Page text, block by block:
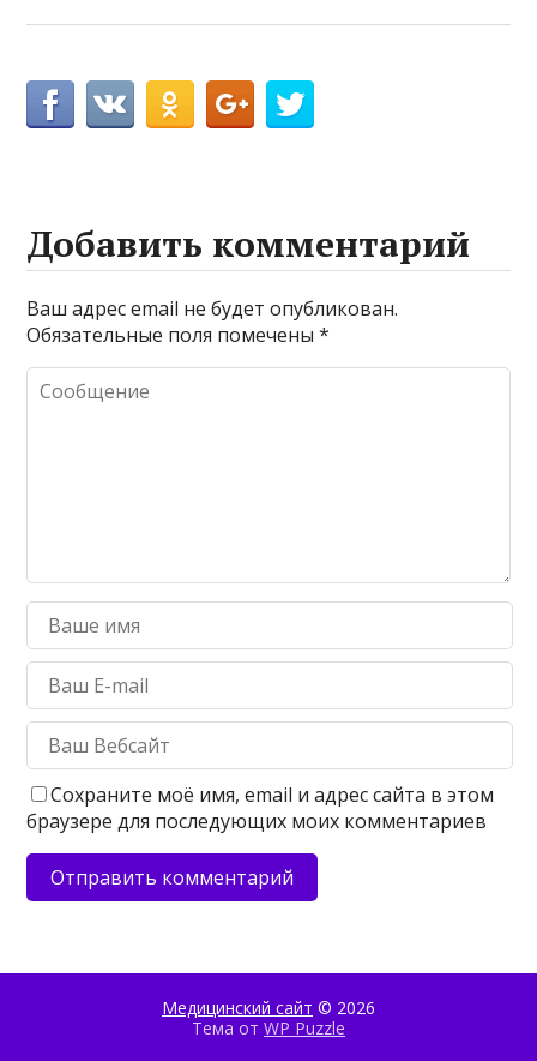
Добавить комментарий
Ваш адрес email не будет опубликован.
Обязательные поля помечены*
Сохраните моё имя, email и адрес сайта в этом
браузере для последующих моих комментариев
Медицинский сайт © 2026
Тема от WP Puzzle